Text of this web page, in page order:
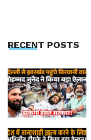
RECENT POSTS